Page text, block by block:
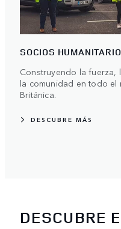
SOCIOS
Construyendo la fuerza,
la comunidad en todo el
Británica.
DESCUBRE MÁS
DESCUBRE